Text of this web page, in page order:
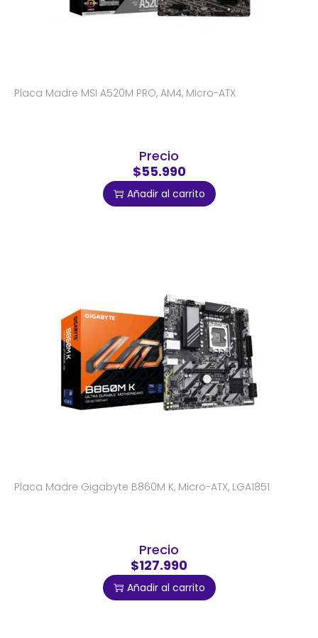
Placa Madre MSI A520M PRO, AM4, Micro-ATX
Precio
$55.990
Añadir al carrito
Placa Madre Gigabyte B860M K, Micro-ATX, LGA1851
Precio
$127.990
Añadir al carrito